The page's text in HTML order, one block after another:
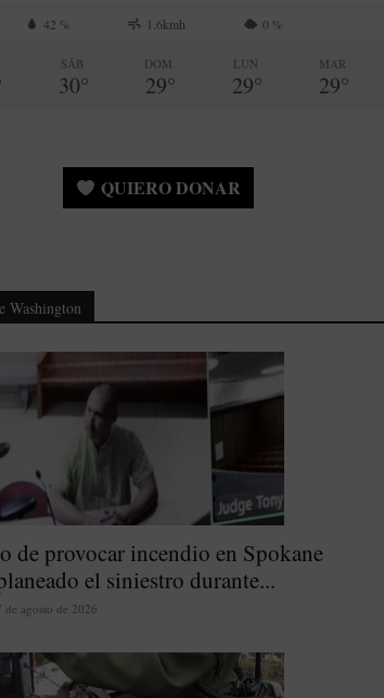
42 % 1.6kmh 0 %
SÁB
30°
DOM
29°
LUN
29°
MAR
29°
QUIERO DONAR
Washington
de provocar incendio en Spokane
el siniestro durante...
de agosto de 2026